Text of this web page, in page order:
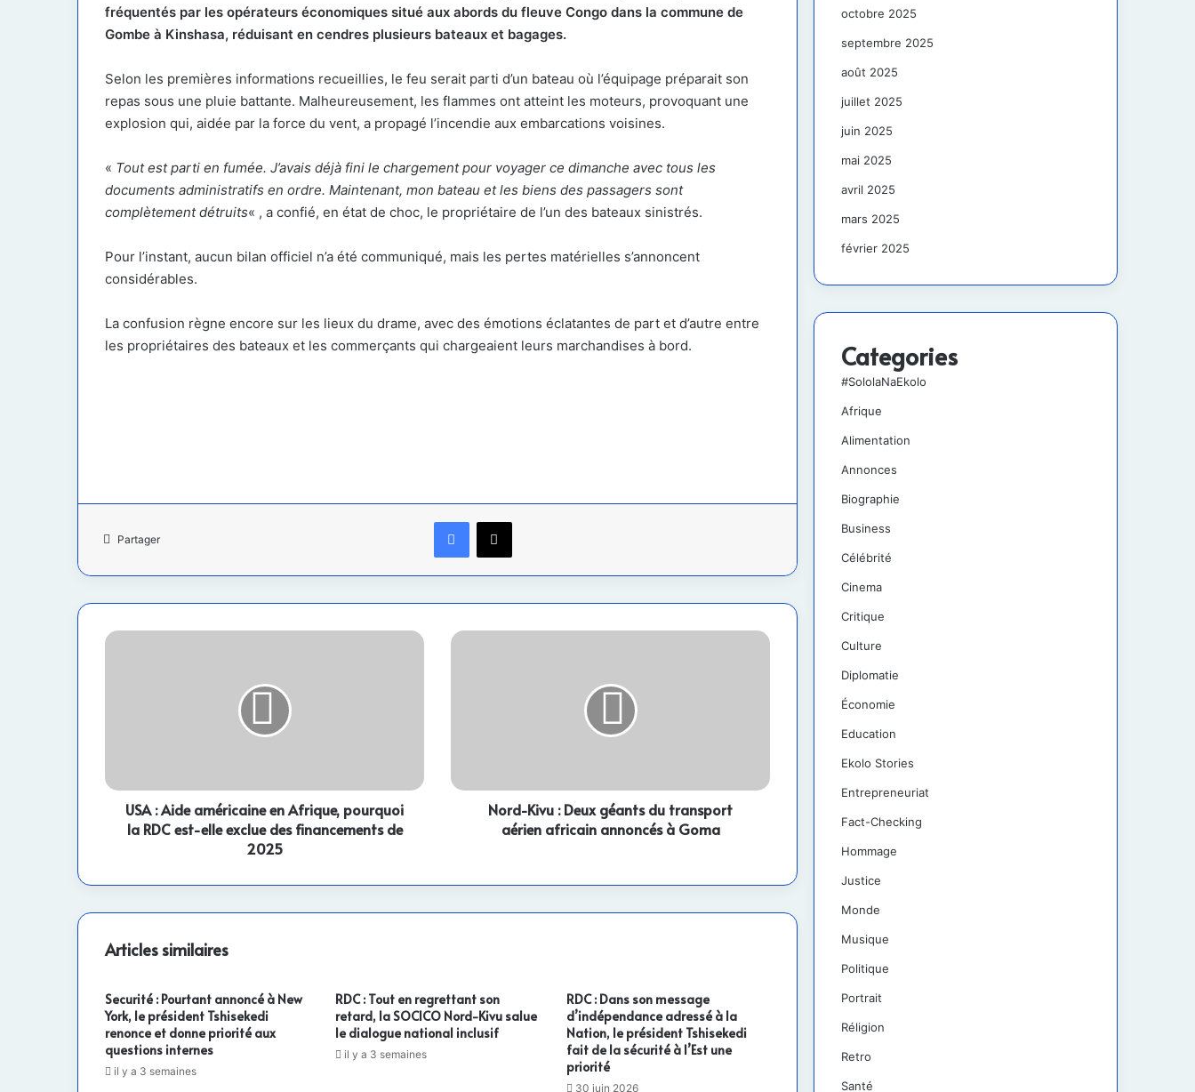
fréquentés par les opérateurs économiques situé aux abords du fleuve Congo dans la commune de
Gombe à Kinshasa, réduisant en cendres plusieurs bateaux et bagages.
Selon les premières informations recueillies, le feu serait parti d’un bateau où l’équipage préparait son
repas sous une pluie battante. Malheureusement, les flammes ont atteint les moteurs, provoquant une
explosion qui, aidée par la force du vent, a propagé l’incendie aux embarcations voisines.
« Tout est parti en fumée. J’avais déjà fini le chargement pour voyager ce dimanche avec tous les
documents administratifs en ordre. Maintenant, mon bateau et les biens des passagers sont
complètement détruits« , a confié, en état de choc, le propriétaire de l’un des bateaux sinistrés.
Pour l’instant, aucun bilan officiel n’a été communiqué, mais les pertes matérielles s’annoncent
considérables.
La confusion règne encore sur les lieux du drame, avec des émotions éclatantes de part et d’autre entre
les propriétaires des bateaux et les commerçants qui chargeaient leurs marchandises à bord.
Partager
Facebook
X
USA
RDC
est-
financements
USA : Aide américaine en Afrique, pourquoi
la RDC est-elle exclue des financements de
2025
Nord-
africain
annoncésNord-Kivu : Deux géants du transport
aérien africain annoncés à Goma
Articles similaires
Securité : Pourtant annoncé à New
York, le président Tshisekedi
renonce et donne priorité aux
questions internes
il y a 3 semaines
RDC : Tout en regrettant son
retard, la SOCICO Nord-Kivu salue
le dialogue national inclusif
il y a 3 semaines
RDC : Dans son message
d’indépendance adressé à la
Nation, le président Tshisekedi
fait de la sécurité à l’Est une
priorité
30 juin 2026
octobre 2025
septembre 2025
août 2025
juillet 2025
juin 2025
mai 2025
avril 2025
mars 2025
février 2025
Categories
#SololaNaEkolo
Afrique
Alimentation
Annonces
Biographie
Business
Célébrité
Cinema
Critique
Culture
Diplomatie
Économie
Education
Ekolo Stories
Entrepreneuriat
Fact-Checking
Hommage
Justice
Monde
Musique
Politique
Portrait
Réligion
Retro
Santé